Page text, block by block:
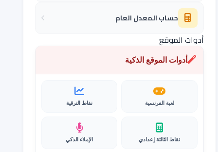
حساب المعدل العام
أدوات الموقع
أدوات الموقع الذكية
لعبة الفرنسية نقاط الترقية
نقاط الثالثة إعدادي الإملاء الذكي